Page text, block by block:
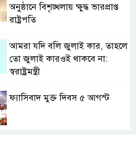
অনুষ্ঠানে বিশৃঙ্খলায় ক্ষুদ্ধ ভারপ্রাপ্ত
রাষ্ট্রপতি
আমরা যদি বলি জুলাই কার, তাহলে
তো জুলাই কারওই থাকবে না:
স্বরাষ্ট্রমন্ত্রী
ফ্যাসিবাদ মুক্ত দিবস ৫ আগস্ট